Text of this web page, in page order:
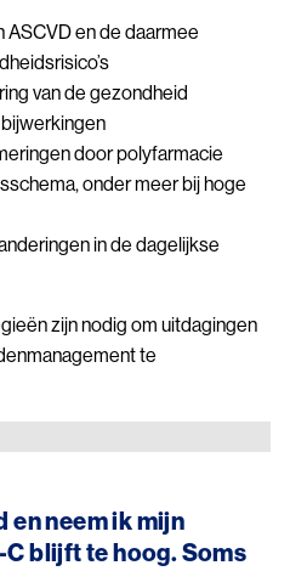
ASCVD en de daarmee
van de gezondheid
door polyfarmacie
onder meer bij hoge
in de dagelijkse
zijn nodig om uitdagingen
te
en neem ik mijn
blijft te hoog. Soms